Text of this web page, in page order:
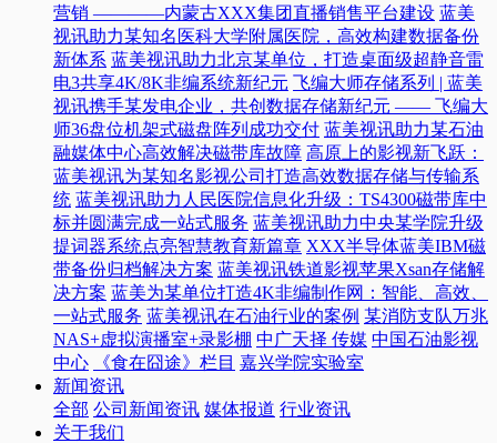
营销 ————内蒙古XXX集团直播销售平台建设 蓝美
视讯助力某知名医科大学附属医院，高效构建数据备份
新体系 蓝美视讯助力北京某单位，打造桌面级超静音雷
电3共享4K/8K非编系统新纪元 飞编大师存储系列 | 蓝美
视讯携手某发电企业，共创数据存储新纪元 —— 飞编大
师36盘位机架式磁盘阵列成功交付 蓝美视讯助力某石油
融媒体中心高效解决磁带库故障 高原上的影视新飞跃：
蓝美视讯为某知名影视公司打造高效数据存储与传输系
统 蓝美视讯助力人民医院信息化升级：TS4300磁带库中
标并圆满完成一站式服务 蓝美视讯助力中央某学院升级
提词器系统点亮智慧教育新篇章 XXX半导体蓝美IBM磁
带备份归档解决方案 蓝美视讯铁道影视苹果Xsan存储解
决方案 蓝美为某单位打造4K非编制作网：智能、高效、
一站式服务 蓝美视讯在石油行业的案例 某消防支队万兆
NAS+虚拟演播室+录影棚 中广天择 传媒 中国石油影视
中心
《食在囧途》栏目 嘉兴学院实验室
新闻资讯
全部 公司新闻资讯 媒体报道 行业资讯
关于我们